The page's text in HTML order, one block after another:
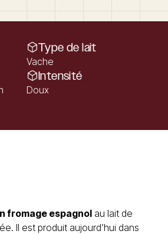
Type de lait
Vache
Intensité
Doux
fromage espagnol au lait de
Il est produit aujourd’hui dans